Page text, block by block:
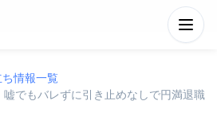
情報一覧
でもバレずに引き止めなしで円満退職